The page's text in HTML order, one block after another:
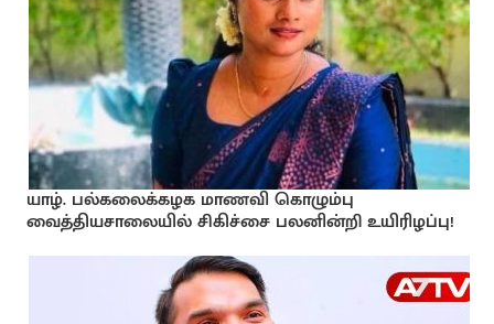
யாழ். பல்கலைக்கழக மாணவி கொழும்பு
வைத்தியசாலையில் சிகிச்சை பலனின்றி உயிரிழப்பு!